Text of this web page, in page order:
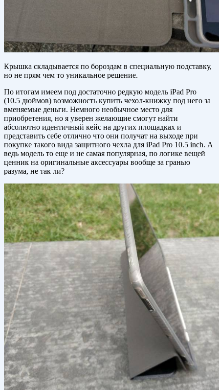
Крышка складывается по бороздам в специальную подставку,
но не прям чем то уникальное решение.
По итогам имеем под достаточно редкую модель iPad Pro
(10.5 дюймов) возможность купить чехол-книжку под него за
вменяемые деньги. Немного необычное место для
приобретения, но я уверен желающие смогут найти
абсолютно идентичный кейс на других площадках и
представить себе отлично что они получат на выходе при
покупке такого вида защитного чехла для iPad Pro 10.5 inch. А
ведь модель то еще и не самая популярная, по логике вещей
ценник на оригинальные аксессуары вообще за гранью
разума, не так ли?